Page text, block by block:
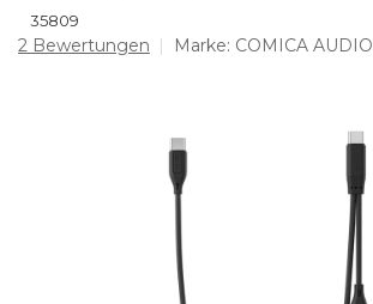
35809
Die
2 Bewertungen Marke: COMICA AUDIO